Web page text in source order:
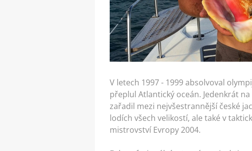
V letech 1997 - 1999 absolvoval
přeplul Atlantický oceán. Jedenkrát
zařadil mezi nejvšestrannější české
lodích všech velikostí, ale také v
mistrovství Evropy 2004.